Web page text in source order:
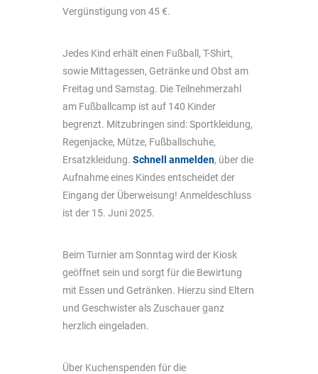
Vergünstigung von 45 €.
Jedes Kind erhält einen Fußball, T-Shirt,
sowie Mittagessen, Getränke und Obst am
Freitag und Samstag. Die Teilnehmerzahl
am Fußballcamp ist auf 140 Kinder
begrenzt. Mitzubringen sind: Sportkleidung,
Regenjacke, Mütze, Fußballschuhe,
Ersatzkleidung. Schnell anmelden, über die
Aufnahme eines Kindes entscheidet der
Eingang der Überweisung! Anmeldeschluss
ist der 15. Juni 2025.
Beim Turnier am Sonntag wird der Kiosk
geöffnet sein und sorgt für die Bewirtung
mit Essen und Getränken. Hierzu sind Eltern
und Geschwister als Zuschauer ganz
herzlich eingeladen.
Über Kuchenspenden für die